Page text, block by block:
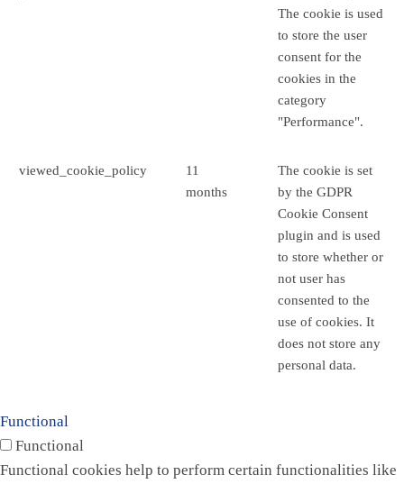
The cookie is used
to store the user
consent for the
cookies in the
category
"Performance".
viewed_cookie_policy
11
months
The cookie is set
by the GDPR
Cookie Consent
plugin and is used
to store whether or
not user has
consented to the
use of cookies. It
does not store any
personal data.
Functional
Functional
Functional cookies help to perform certain functionalities like